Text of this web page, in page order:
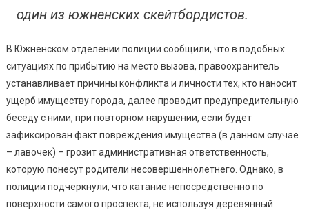
один из южненских скейтбордистов.
В Южненском отделении полиции сообщили, что в подобных
ситуациях по прибытию на место вызова, правоохранитель
устанавливает причины конфликта и личности тех, кто наносит
ущерб имуществу города, далее проводит предупредительную
беседу с ними, при повторном нарушении, если будет
зафиксирован факт повреждения имущества (в данном случае
– лавочек) – грозит административная ответственность,
которую понесут родители несовершеннолетнего. Однако, в
полиции подчеркнули, что катание непосредственно по
поверхности самого проспекта, не используя деревянный